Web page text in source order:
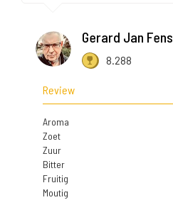
Gerard Jan Fens
8.288
Review
Aroma
Zoet
Zuur
Bitter
Fruitig
Moutig